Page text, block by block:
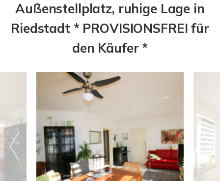
Außenstellplatz, ruhige Lage in
Riedstadt * PROVISIONSFREI für
den Käufer *